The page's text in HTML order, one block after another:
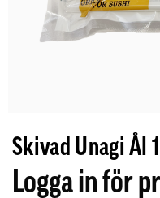
Skivad Unagi Ål
Logga in för